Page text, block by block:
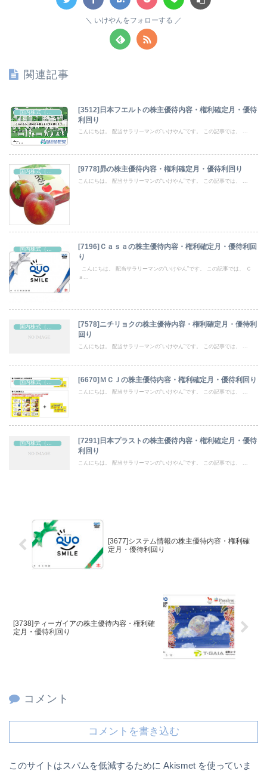
いけやんをフォローする
関連記事
[3512]日本フエルトの株主優待内容・権利確定月・優待
利回り
こんにちは。 配当サラリーマンの“いけやん”です。 この記事では、 ...
国内株式（株主優待） [9778]昴の株主優待内容・権利確定月・優待利回り
こんにちは。 配当サラリーマンの“いけやん”です。 この記事では、 ...
国内株式（株主優待）
[7196]Ｃａｓａの株主優待内容・権利確定月・優待利回
り
こんにちは。 配当サラリーマンの“いけやん”です。 この記事では、 Ｃ
ａ...
国内株式（株主優待）
[7578]ニチリョクの株主優待内容・権利確定月・優待利
回り
こんにちは。 配当サラリーマンの“いけやん”です。 この記事では、 ...
国内株式（株主優待） [6670]ＭＣＪの株主優待内容・権利確定月・優待利回り
こんにちは。 配当サラリーマンの“いけやん”です。 この記事では、 ...
国内株式（株主優待）
[7291]日本プラストの株主優待内容・権利確定月・優待
利回り
こんにちは。 配当サラリーマンの“いけやん”です。 この記事では、 ...
[3677]システム情報の株主優待内容・権利確
定月・優待利回り
[3738]ティーガイアの株主優待内容・権利確
定月・優待利回り
コメント
コメントを書き込む
このサイトはスパムを低減するために Akismet を使っていま